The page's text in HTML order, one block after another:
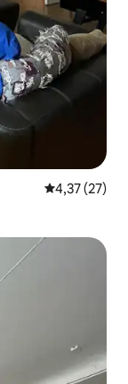
Évaluation
4,37 (27)